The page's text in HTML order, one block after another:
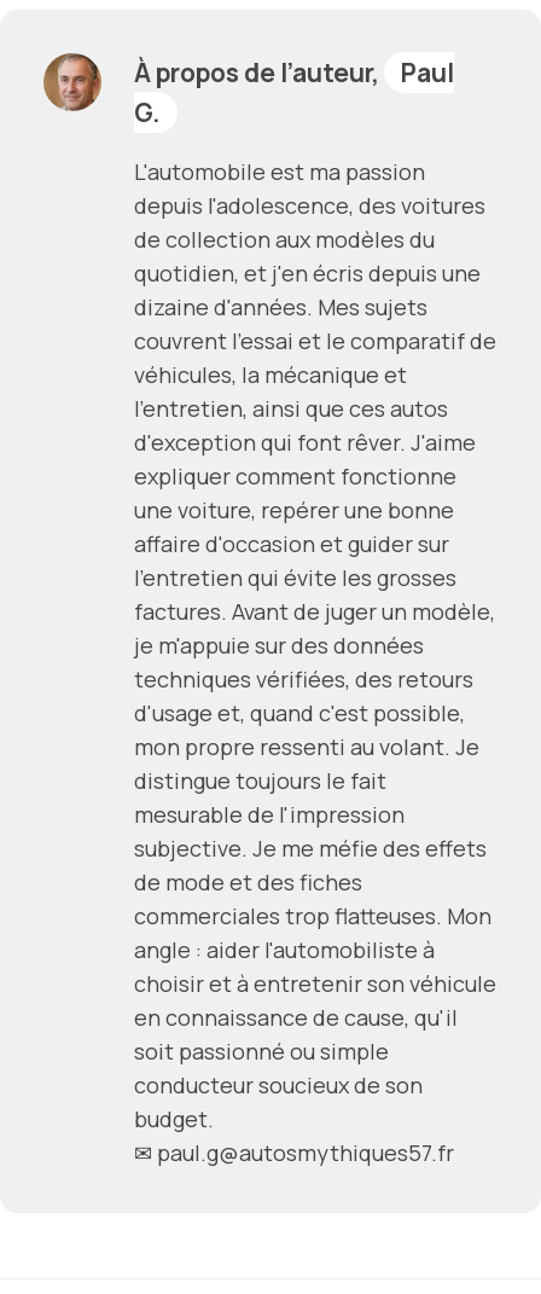
À propos de l’auteur,
Paul
G.
L'automobile est ma passion
depuis l'adolescence, des voitures
de collection aux modèles du
quotidien, et j'en écris depuis une
dizaine d'années. Mes sujets
couvrent l'essai et le comparatif de
véhicules, la mécanique et
l'entretien, ainsi que ces autos
d'exception qui font rêver. J'aime
expliquer comment fonctionne
une voiture, repérer une bonne
affaire d'occasion et guider sur
l'entretien qui évite les grosses
factures. Avant de juger un modèle,
je m'appuie sur des données
techniques vérifiées, des retours
d'usage et, quand c'est possible,
mon propre ressenti au volant. Je
distingue toujours le fait
mesurable de l'impression
subjective. Je me méfie des effets
de mode et des fiches
commerciales trop flatteuses. Mon
angle : aider l'automobiliste à
choisir et à entretenir son véhicule
en connaissance de cause, qu'il
soit passionné ou simple
conducteur soucieux de son
budget.
✉ paul.g@autosmythiques57.fr